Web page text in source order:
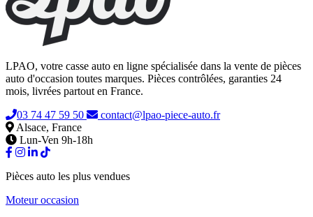
LPAO, votre casse auto en ligne spécialisée dans la vente de pièces
auto d'occasion toutes marques. Pièces contrôlées, garanties 24
mois, livrées partout en France.
03 74 47 59 50
contact@lpao-piece-auto.fr
Alsace, France
Lun-Ven 9h-18h
Pièces auto les plus vendues
Moteur occasion